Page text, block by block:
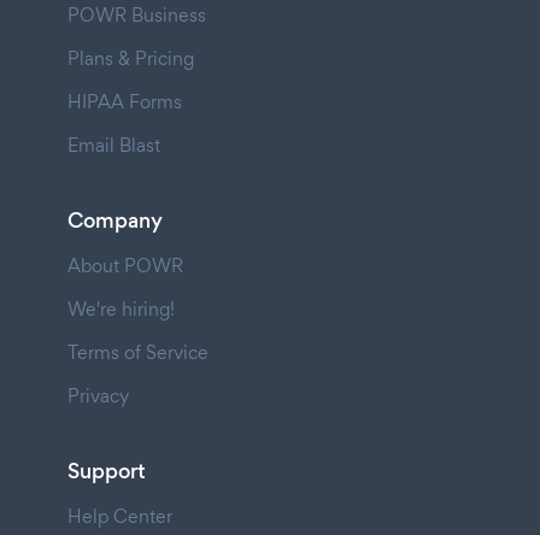
POWR Business
Plans & Pricing
HIPAA Forms
Email Blast
Company
About POWR
We're hiring!
Terms of Service
Privacy
Support
Help Center